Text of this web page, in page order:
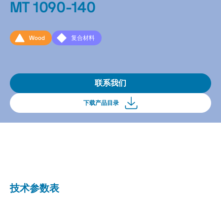
MT 1090-140
Wood 复合材料
联系我们
下载产品目录
技术参数表